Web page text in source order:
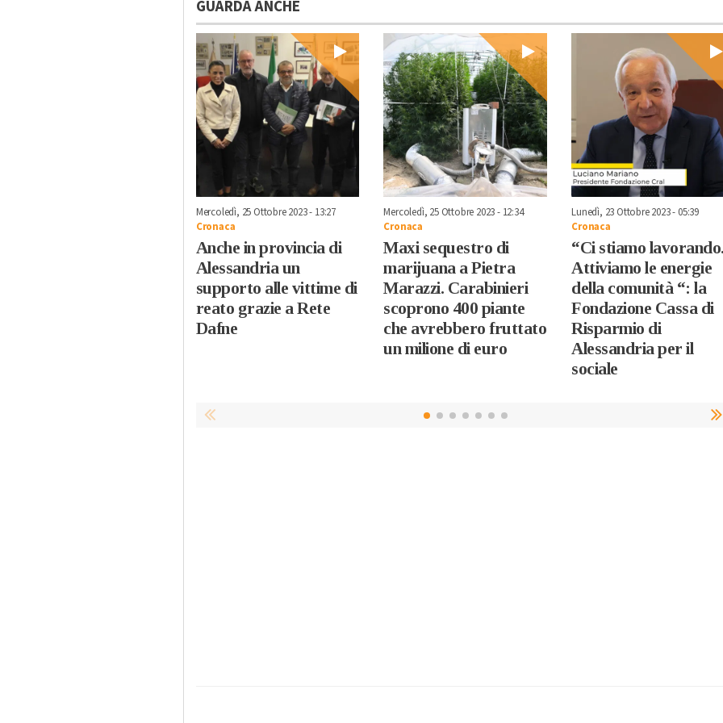
GUARDA ANCHE
Mercoledì, 25 Ottobre 2023 - 13:27
Cronaca
Anche in provincia di
Alessandria un
supporto alle vittime di
reato grazie a Rete
Dafne
Mercoledì, 25 Ottobre 2023 - 12:34
Cronaca
Maxi sequestro di
marijuana a Pietra
Marazzi. Carabinieri
scoprono 400 piante
che avrebbero fruttato
un milione di euro
Lunedì, 23 Ottobre 2023 - 05:39
Cronaca
“Ci stiamo
Attiviamo le energie
della comunità “: la
Fondazione Cassa di
Risparmio di
Alessandria per il
sociale